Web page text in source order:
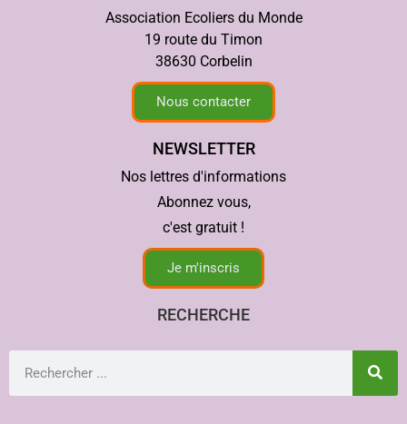
Association Ecoliers du Monde
19 route du Timon
38630 Corbelin
Nous contacter
NEWSLETTER
Nos lettres d'informations
Abonnez vous,
c'est gratuit !
Je m'inscris
RECHERCHE